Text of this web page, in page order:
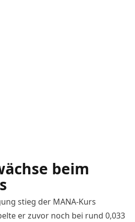
beim
stieg der MANA-Kurs
er zuvor noch bei rund 0,033